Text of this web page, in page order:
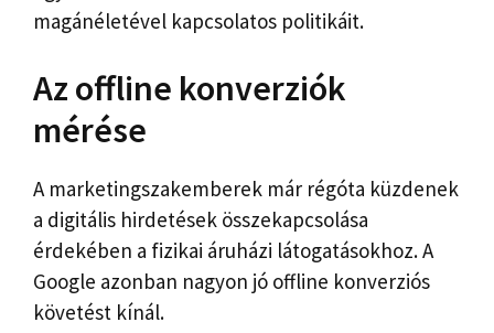
magánéletével kapcsolatos politikáit.
Az offline konverziók
mérése
A marketingszakemberek már régóta küzdenek
a digitális hirdetések összekapcsolása
érdekében a fizikai áruházi látogatásokhoz. A
Google azonban nagyon jó offline konverziós
követést kínál.